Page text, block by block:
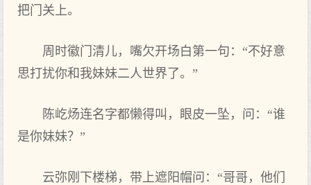
把门关上。
周时徽门清儿，嘴欠开场白第一句：“不好意
思打扰你和我妹妹二人世界了。”
陈屹炀连名字都懒得叫，眼皮一坠，问：“谁
是你妹妹？”
云弥刚下楼梯，带上遮阳帽问：“哥哥，他们